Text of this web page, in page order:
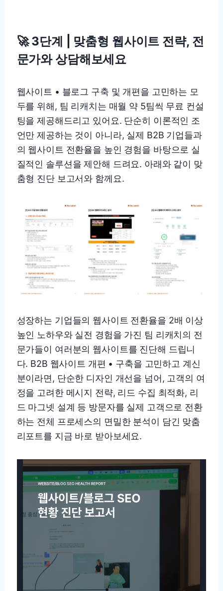
🚀 3단계 | 맞춤형 웹사이트 전략, 전
문가와 상담해보세요
웹사이트 • 블로그 구축 및 개편을 고민하는 모
두를 위해, 팀 리캐치는 매월 약 5팀씩 무료 컨설
팅을 제공해드리고 있어요. 단순히 이론적인 조
언만 제공하는 것이 아니라, 실제 B2B 기업들과
의 웹사이트 전환율을 높인 경험을 바탕으로 실
질적인 솔루션을 제안해 드려요. 아래와 같이 맞
춤형 진단 보고서와 함께요.
성장하는 기업들의 웹사이트 전환율을 2배 이상
높인 노하우와 실전 경험을 가진 팀 리캐치의 전
문가들이 여러분의 웹사이트를 진단해 드립니
다. B2B 웹사이트 개편 • 구축을 고민하고 계신
분이라면, 단순한 디자인 개선을 넘어, 고객의 여
정을 고려한 메시지 전략, 리드 수집 최적화, 리
드 마그넷 설계 등 방문자를 실제 고객으로 전환
하는 전체 프로세스의 면밀한 분석이 담긴 맞춤
리포트를 지금 바로 받아보세요.